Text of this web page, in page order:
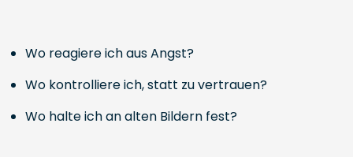
Wo reagiere ich aus Angst?
Wo kontrolliere ich, statt zu vertrauen?
Wo halte ich an alten Bildern fest?